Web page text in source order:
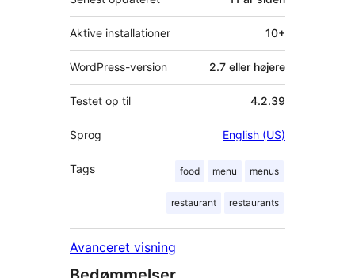
Aktive installationer 10+
WordPress-version 2.7 eller højere
Testet op til 4.2.39
Sprog English (US)
Tags food menu menus
restaurant restaurants
Avanceret visning